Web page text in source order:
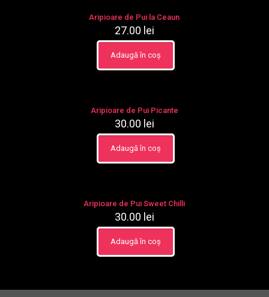
multe
variații.
alese
Aripioare de Pui la Ceaun
27.00 lei
Adaugă în coș
Aripioare de Pui Picante
30.00 lei
Adaugă în coș
Aripioare de Pui Sweet Chilli
30.00 lei
Adaugă în coș